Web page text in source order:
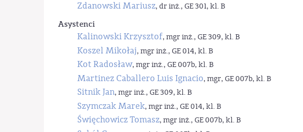
Zdanowski Mariusz, dr inż., GE 301, kl. B
Asystenci
Kalinowski Krzysztof, mgr inż., GE 309, kl. B
Koszel Mikołaj, mgr inż., GE 014, kl. B
Kot Radosław, mgr inż., GE 007b, kl. B
Martinez Caballero Luis Ignacio, mgr, GE 007b, kl. B
Sitnik Jan, mgr inż., GE 309, kl. B
Szymczak Marek, mgr inż., GE 014, kl. B
Święchowicz Tomasz, mgr inż., GE 007b, kl. B